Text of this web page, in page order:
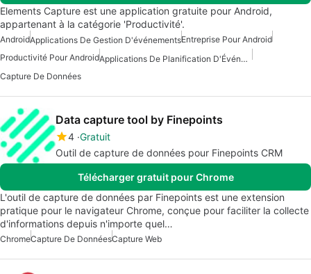
Elements Capture est une application gratuite pour Android,
appartenant à la catégorie 'Productivité'.
AndroidApplications De Gestion D'événementsEntreprise Pour Android
Productivité Pour Android
Applications De Planification D'Événements
Capture De Données
Data capture tool by Finepoints
4 Gratuit
Outil de capture de données pour Finepoints CRM
Télécharger gratuit pour Chrome
L'outil de capture de données par Finepoints est une extension
pratique pour le navigateur Chrome, conçue pour faciliter la collecte
d'informations depuis n'importe quel…
ChromeCapture De DonnéesCapture Web